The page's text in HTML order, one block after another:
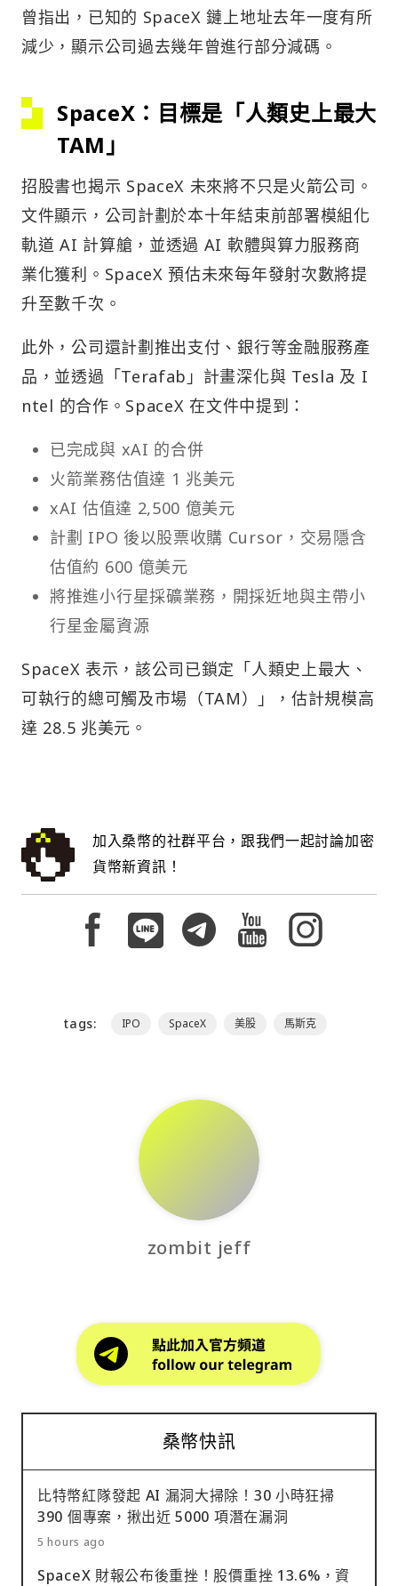
曾指出，已知的 SpaceX 鏈上地址去年一度有所
減少，顯示公司過去幾年曾進行部分減碼。
SpaceX：目標是「人類史上最大
TAM」
招股書也揭示 SpaceX 未來將不只是火箭公司。
文件顯示，公司計劃於本十年結束前部署模組化
軌道 AI 計算艙，並透過 AI 軟體與算力服務商
業化獲利。SpaceX 預估未來每年發射次數將提
升至數千次。
此外，公司還計劃推出支付、銀行等金融服務產
品，並透過「Terafab」計畫深化與 Tesla 及 I
ntel 的合作。SpaceX 在文件中提到：
已完成與 xAI 的合併
火箭業務估值達 1 兆美元
xAI 估值達 2,500 億美元
計劃 IPO 後以股票收購 Cursor，交易隱含
估值約 600 億美元
將推進小行星採礦業務，開採近地與主帶小
行星金屬資源
SpaceX 表示，該公司已鎖定「人類史上最大、
可執行的總可觸及市場（TAM）」，估計規模高
達 28.5 兆美元。
加入桑幣的社群平台，跟我們一起討論加密
貨幣新資訊！
tags: IPO SpaceX 美股 馬斯克
zombit jeff
桑幣快訊
比特幣紅隊發起 AI 漏洞大掃除！30 小時狂掃
390 個專案，揪出近 5000 項潛在漏洞
5 hours ago
SpaceX 財報公布後重挫！股價重挫 13.6%，資